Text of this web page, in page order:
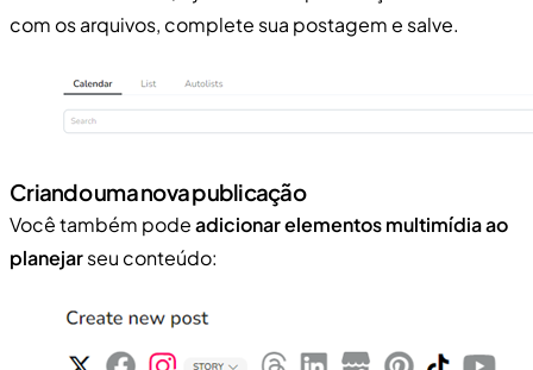
com os arquivos, complete sua postagem e salve.
Criando uma nova publicação
Você também podeadicionar elementos multimídia ao
planejarseu conteúdo: